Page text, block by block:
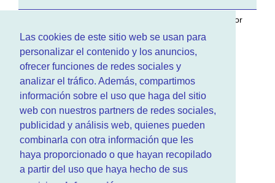
Las cookies de este sitio web se usan para
personalizar el contenido y los anuncios,
ofrecer funciones de redes sociales y
analizar el tráfico. Además, compartimos
información sobre el uso que haga del sitio
web con nuestros partners de redes sociales,
publicidad y análisis web, quienes pueden
combinarla con otra información que les
haya proporcionado o que hayan recopilado
a partir del uso que haya hecho de sus
por
www.azr.es